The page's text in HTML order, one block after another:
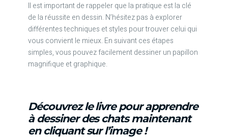
Il est important de rappeler que la pratique est la clé
de la réussite en dessin. N’hésitez pas à explorer
différentes techniques et styles pour trouver celui qui
vous convient le mieux. En suivant ces étapes
simples, vous pouvez facilement dessiner un papillon
magnifique et graphique.
Découvrez le livre pour apprendre
à dessiner des chats maintenant
en cliquant sur l’image !